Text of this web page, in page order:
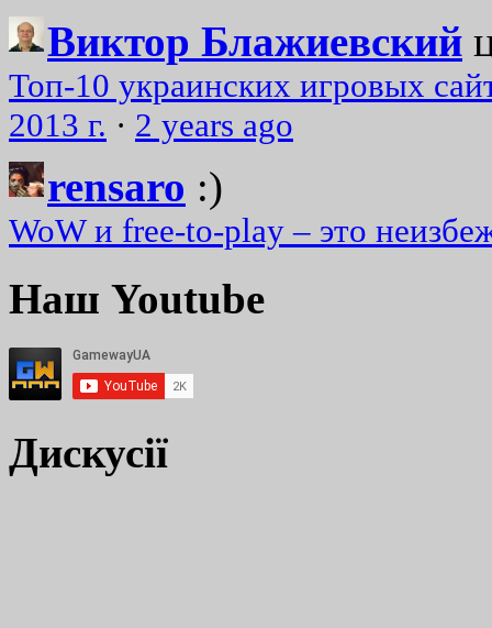
Виктор Блажиевский
Топ-10 украинских игровых
2013 г. · 2 years ago
rensaro :)
WoW и free-to-play – это
Наш Youtube
Дискусії